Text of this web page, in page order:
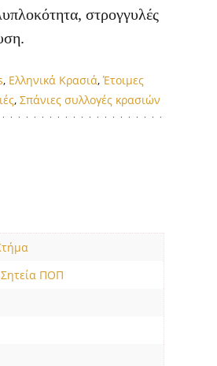
στρογγυλές
, Ελληνικά Κρασιά,Έτοιμες
,Σπάνιες συλλογές κρασιών
Σητεία ΠΟΠ